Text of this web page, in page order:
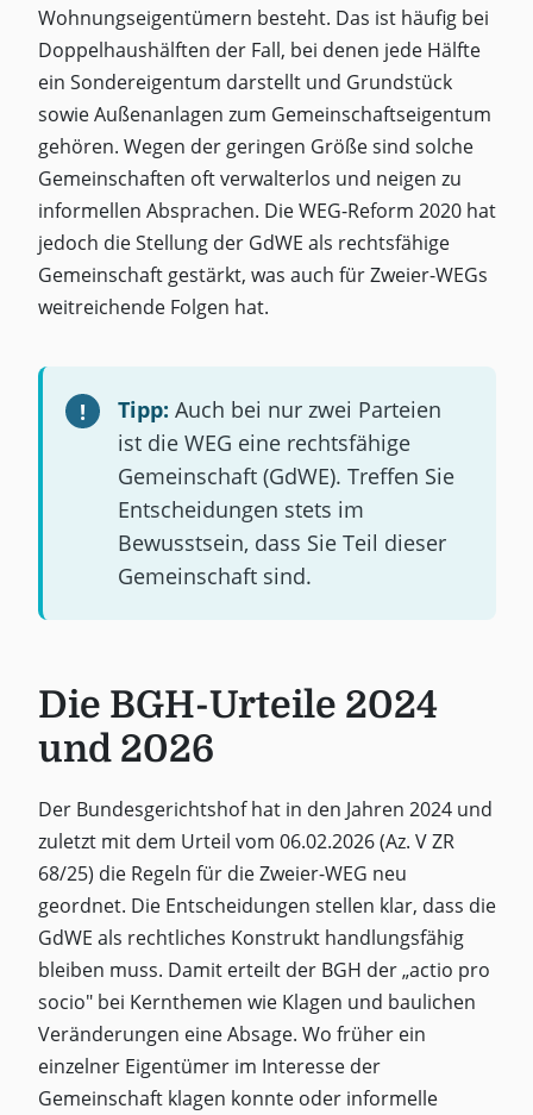
Wohnungseigentümern besteht. Das ist häufig bei
Doppelhaushälften der Fall, bei denen jede Hälfte
ein Sondereigentum darstellt und Grundstück
sowie Außenanlagen zum Gemeinschaftseigentum
gehören. Wegen der geringen Größe sind solche
Gemeinschaften oft verwalterlos und neigen zu
informellen Absprachen. Die WEG-Reform 2020 hat
jedoch die Stellung der GdWE als rechtsfähige
Gemeinschaft gestärkt, was auch für Zweier-WEGs
weitreichende Folgen hat.
Tipp: Auch bei nur zwei Parteien
ist die WEG eine rechtsfähige
Gemeinschaft (GdWE). Treffen Sie
Entscheidungen stets im
Bewusstsein, dass Sie Teil dieser
Gemeinschaft sind.
Die BGH-Urteile 2024
und 2026
Der Bundesgerichtshof hat in den Jahren 2024 und
zuletzt mit dem Urteil vom 06.02.2026 (Az. V ZR
68/25) die Regeln für die Zweier-WEG neu
geordnet. Die Entscheidungen stellen klar, dass die
GdWE als rechtliches Konstrukt handlungsfähig
bleiben muss. Damit erteilt der BGH der „actio pro
socio" bei Kernthemen wie Klagen und baulichen
Veränderungen eine Absage. Wo früher ein
einzelner Eigentümer im Interesse der
Gemeinschaft klagen konnte oder informelle